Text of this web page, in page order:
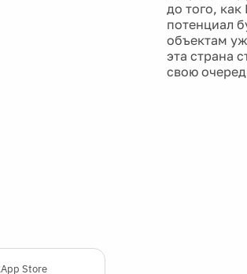
App Store
до того,
потенциал
объектам
эта страна
свою